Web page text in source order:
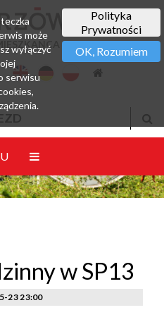
w SP13
23 23:00
Polityka
Prywatności
OK, Rozumiem
może
wyłączyć
serwisu